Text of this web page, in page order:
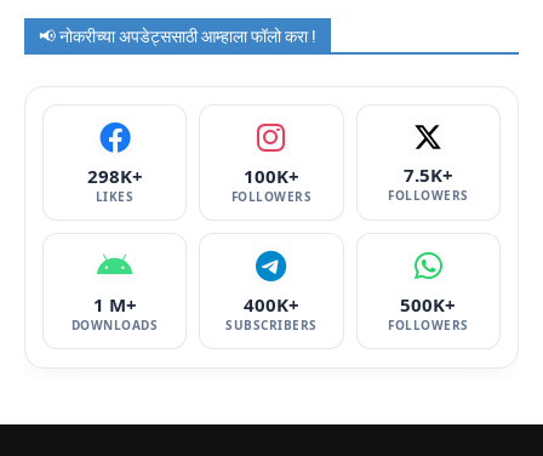
📢 नोकरीच्या अपडेट्ससाठी आम्हाला फॉलो करा !
298K+
LIKES
100K+
FOLLOWERS
7.5K+
FOLLOWERS
1 M+
DOWNLOADS
400K+
SUBSCRIBERS
500K+
FOLLOWERS